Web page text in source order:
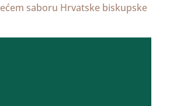
saboru Hrvatske biskupske